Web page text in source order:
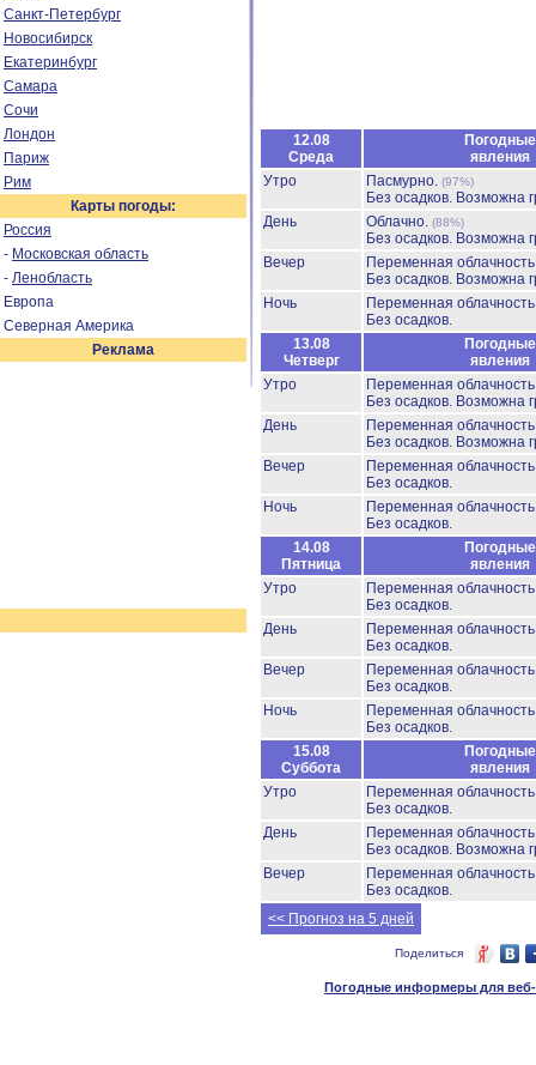
Санкт-Петербург
Новосибирск
Екатеринбург
Самара
Сочи
Лондон
Париж
Рим
Карты погоды:
Россия
- Московская область
- Ленобласть
Европа
Северная Америка
Реклама
12.08
Среда
Погодные
явления
Утро
Пасмурно. (97%)
Без осадков. Возможна
День
Облачно. (88%)
Без осадков. Возможна
Вечер
Переменная
Без осадков. Возможна
Ночь
Переменная
Без осадков.
13.08
Четверг
Погодные
явления
Утро
Переменная
Без осадков. Возможна
День
Переменная
Без осадков. Возможна
Вечер
Переменная
Без осадков.
Ночь
Переменная
Без осадков.
14.08
Пятница
Погодные
явления
Утро
Переменная
Без осадков.
День
Переменная
Без осадков.
Вечер
Переменная
Без осадков.
Ночь
Переменная
Без осадков.
15.08
Суббота
Погодные
явления
Утро
Переменная
Без осадков.
День
Переменная
Без осадков. Возможна
Вечер
Переменная
Без осадков.
<< Прогноз на 5 дней
Поделиться
Погодные информеры для веб-